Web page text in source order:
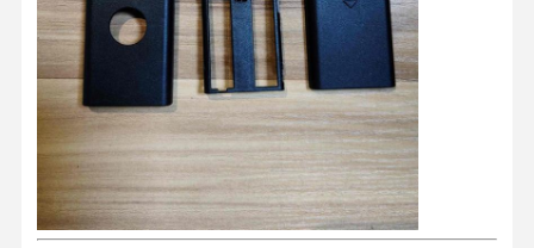
Medyczna forma wtryskowa
Home Pleśń do wstrzykiwań
specjalnie zaprojektowana forma wtryskowa
Produkty formowane wtryskowo
Forma odlewnicza